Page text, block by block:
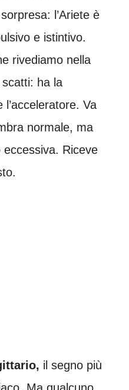
l’Ariete è
e istintivo.
rivediamo nella
ha la
Va
normale, ma
Riceve
il segno più